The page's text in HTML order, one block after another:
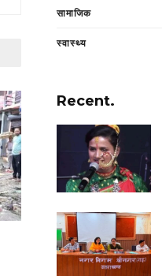
सामाजिक
स्वास्थ्य
Recent.